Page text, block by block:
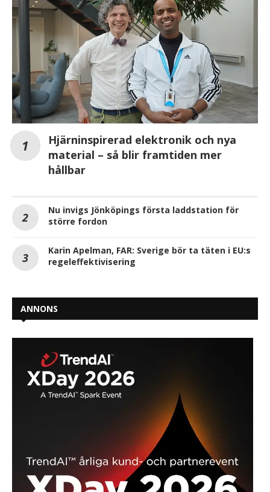
Hjärninspirerad elektronik och nya
material – så blir framtiden mer
hållbar
Nu invigs Jönköpings första laddstation för
större fordon
Karin Apelman, FAR: Sverige bör ta täten i EU:s
regeleffektivisering
ANNONS